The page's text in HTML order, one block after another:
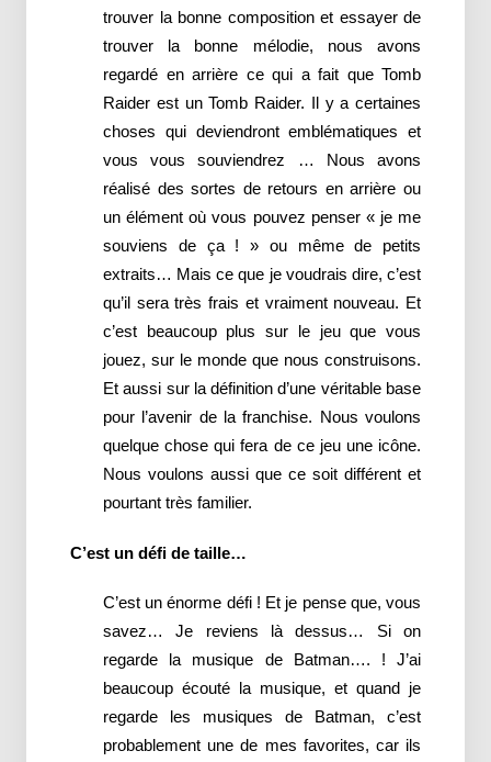
trouver la bonne composition et essayer de
trouver
la bonne mélodie,
nous avons
regardé en arrière ce qui a fait que Tomb
Raider est unTomb Raider. Il y a certaines
choses qui deviendront emblématiques et
vous vous souviendrez
…
Nous avons
réalisé des sortes de retours en arrière ou
un élément où vous pouvez penser « je me
souviens de ça ! » ou même de petits
extraits… Mais ce que je voudrais dire, c’est
qu’il sera très frais et vraiment nouveau. Et
c’est beaucoup plus sur le jeu que vous
jouez, sur le monde que nous construisons.
Et aussi sur la définition d’une véritable base
pour l’avenir de la franchise. Nous voulons
quelque chose qui fera de ce jeu une icône.
Nous voulons aussi que ce soit différent et
pourtant très familier.
C’est un défi de taille…
C’est un énorme défi ! Et je pense que, vous
savez… Je reviens là dessus… Si on
regarde la musique de Batman…. ! J’ai
beaucoup écouté la musique, et quand je
regarde les musiques de Batman, c’est
probablement une de mes favorites, car ils